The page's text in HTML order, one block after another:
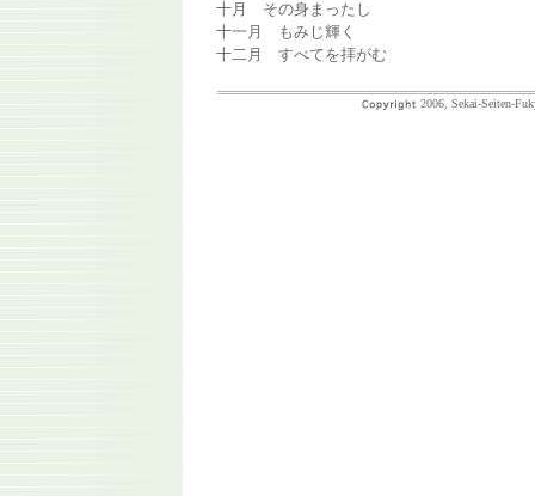
十月 その身まったし
十一月 もみじ輝く
十二月 すべてを拝がむ
2006, Sekai-Seiten-